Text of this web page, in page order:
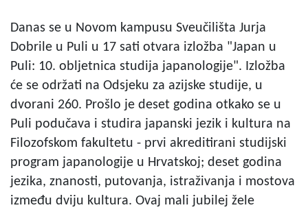
Danas se u Novom kampusu Sveučilišta Jurja
Dobrile u Puli u 17 sati otvara izložba "Japan u
Puli: 10. obljetnica studija japanologije". Izložba
će se održati na Odsjeku za azijske studije, u
dvorani 260. Prošlo je deset godina otkako se u
Puli podučava i studira japanski jezik i kultura na
Filozofskom fakultetu - prvi akreditirani studijski
program japanologije u Hrvatskoj; deset godina
jezika, znanosti, putovanja, istraživanja i mostova
između dviju kultura. Ovaj mali jubilej žele